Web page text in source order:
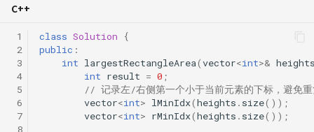
C++
1
2
3
4
5
6
7
8
class Solution
{
public :
int largestRectangleArea(vector<int>&
int result = 0 ;
// 记录左/右侧第一个小于当前元素的下标，避免重
vector<int> lMinIdx(heights . size());
vector<int> rMinIdx(heights . size());